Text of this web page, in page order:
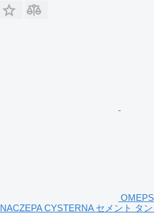
NACZEPA CYSTERNA セメント タ